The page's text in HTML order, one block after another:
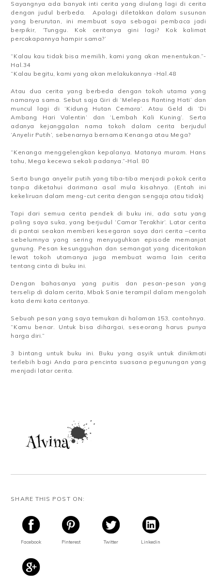
Sayangnya ada banyak inti cerita yang diulang lagi di cerita
dengan judul berbeda. Apalagi diletakkan dalam susunan
yang berurutan, ini membuat saya sebagai pembaca jadi
berpikir, ‘Tunggu. Kok ceritanya gini lagi? Kok kalimat
percakapannya hampir sama?’
“Kalau kau tidak bisa memilih, kami yang akan menentukan.”-
Hal.34
“Kalau begitu, kami yang akan melakukannya -Hal.48
Atau dua cerita yang berbeda dengan tokoh utama yang
namanya sama. Sebut saja Giri di ‘Melepas Ranting Hati’ dan
muncul lagi di ‘Kidung Hutan Cemara’. Atau Geld di ‘Di
Ambang Hari Valentin’ dan ‘Lembah Kali Kuning’. Serta
adanya kejanggalan nama tokoh dalam cerita berjudul
‘Anyelir Putih’, sebenarnya bernama Kenanga atau Mega?
“Kenanga menggelengkan kepalanya. Matanya muram. Hans
tahu, Mega kecewa sekali padanya.”-Hal. 80
Serta bunga anyelir putih yang tiba-tiba menjadi pokok cerita
tanpa diketahui darimana asal mula kisahnya. (Entah ini
kekeliruan dalam meng-cut cerita dengan sengaja atau tidak)
Tapi dari semua cerita pendek di buku ini, ada satu yang
paling saya suka, yang berjudul ‘Camar Terakhir’. Latar cerita
di pantai seakan memberi kesegaran saya dari cerita –cerita
sebelumnya yang sering menyuguhkan episode memanjat
gunung. Pesan kesungguhan dan semangat yang diceritakan
lewat tokoh utamanya juga membuat warna lain cerita
tentang cinta di buku ini.
Dengan bahasanya yang puitis dan pesan-pesan yang
terselip di dalam cerita, Mbak Sanie terampil dalam mengolah
kata demi kata ceritanya.
Sebuah pesan yang saya temukan di halaman 153, contohnya.
“Kamu benar. Untuk bisa dihargai, seseorang harus punya
harga diri.”
3 bintang untuk buku ini. Buku yang asyik untuk dinikmati
terlebih bagi Anda para pencinta suasana pegunungan yang
menjadi latar cerita.
SHARE THIS POST ON:
Facebook Pinterest Twitter Linkedin